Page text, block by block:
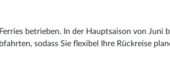
betrieben. In der Hauptsaison von Juni
sodass Sie flexibel Ihre Rückreise